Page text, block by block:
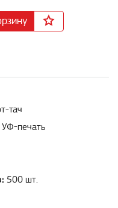
тач
УФ-печать
500 шт.